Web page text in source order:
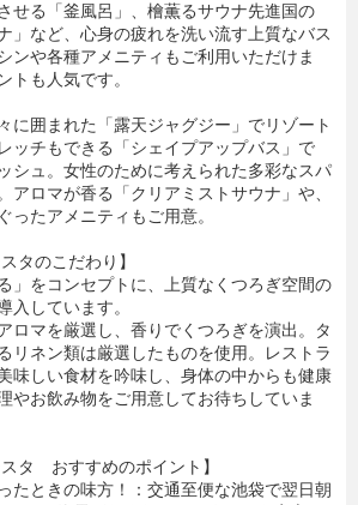
せる「釜風呂」、檜薫るサウナ先進国の
」など、心身の疲れを洗い流す上質なバス
ンや各種アメニティもご利用いただけま
トも人気です。
に囲まれた「露天ジャグジー」でリゾート
ッチもできる「シェイプアップバス」で
シュ。女性のために考えられた多彩なスパ
アロマが香る「クリアミストサウナ」や、
ったアメニティもご用意。
タのこだわり】
」をコンセプトに、上質なくつろぎ空間の
入しています。
ロマを厳選し、香りでくつろぎを演出。タ
リネン類は厳選したものを使用。レストラ
味しい食材を吟味し、身体の中からも健康
やお飲み物をご用意してお待ちしていま
スタ おすすめのポイント】
たときの味方！：交通至便な池袋で翌日朝